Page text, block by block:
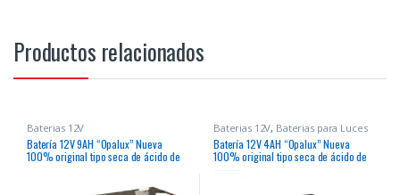
Productos relacionados
Baterias 12V
Batería 12V 9AH “Opalux” Nueva
100% original tipo seca de ácido de
Baterias 12V, Baterias para Luces
de Emergencia
Batería 12V 4AH “Opalux” Nueva
100% original tipo seca de ácido de